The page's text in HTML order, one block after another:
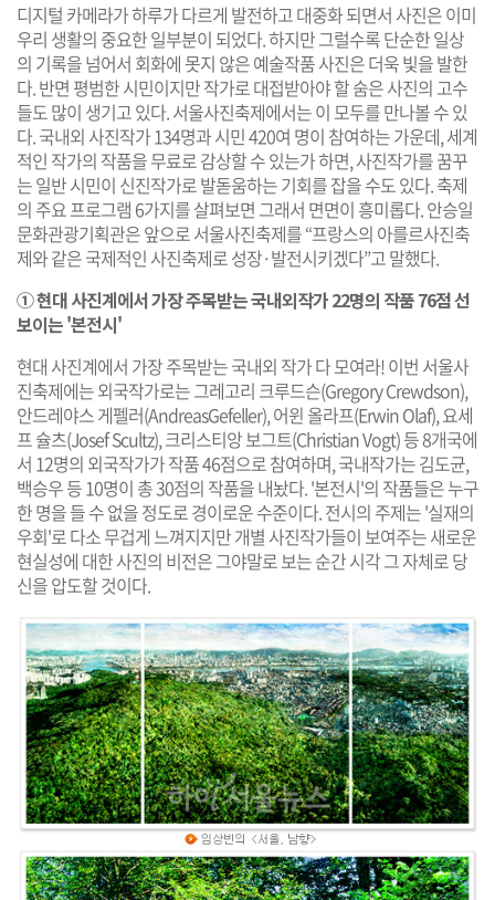
디지털 카메라가 하루가 다르게 발전하고 대중화 되면서 사진은 이미
우리 생활의 중요한 일부분이 되었다. 하지만 그럴수록 단순한 일상
의 기록을 넘어서 회화에 못지 않은 예술작품 사진은 더욱 빛을 발한
다. 반면 평범한 시민이지만 작가로 대접받아야 할 숨은 사진의 고수
들도 많이 생기고 있다. 서울사진축제에서는 이 모두를 만나볼 수 있
다. 국내외 사진작가 134명과 시민 420여 명이 참여하는 가운데, 세계
적인 작가의 작품을 무료로 감상할 수 있는가 하면, 사진작가를 꿈꾸
는 일반 시민이 신진작가로 발돋움하는 기회를 잡을 수도 있다. 축제
의 주요 프로그램 6가지를 살펴보면 그래서 면면이 흥미롭다. 안승일
문화관광기획관은 앞으로 서울사진축제를 “프랑스의 아를르사진축
제와 같은 국제적인 사진축제로 성장·발전시키겠다”고 말했다.
① 현대 사진계에서 가장 주목받는 국내외작가 22명의 작품 76점 선
보이는 '본전시'
현대 사진계에서 가장 주목받는 국내외 작가 다 모여라! 이번 서울사
진축제에는 외국작가로는 그레고리 크루드슨(Gregory Crewdson),
안드레야스 게펠러(AndreasGefeller), 어윈 올라프(Erwin Olaf), 요세
프 슐츠(Josef Scultz), 크리스티앙 보그트(Christian Vogt) 등 8개국에
서 12명의 외국작가가 작품 46점으로 참여하며, 국내작가는 김도균,
백승우 등 10명이 총 30점의 작품을 내놨다. '본전시'의 작품들은 누구
한 명을 들 수 없을 정도로 경이로운 수준이다. 전시의 주제는 '실재의
우회'로 다소 무겁게 느껴지지만 개별 사진작가들이 보여주는 새로운
현실성에 대한 사진의 비전은 그야말로 보는 순간 시각 그 자체로 당
신을 압도할 것이다.